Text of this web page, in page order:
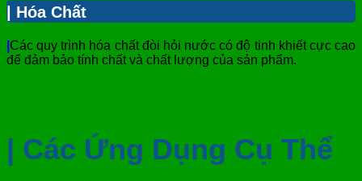
| Hóa Chất
Các quy trình hóa chất đòi hỏi nước có độ tinh khiết cực cao
để đảm bảo tính chất và chất lượng của sản phẩm.
| Các Ứng Dụng Cụ Thể